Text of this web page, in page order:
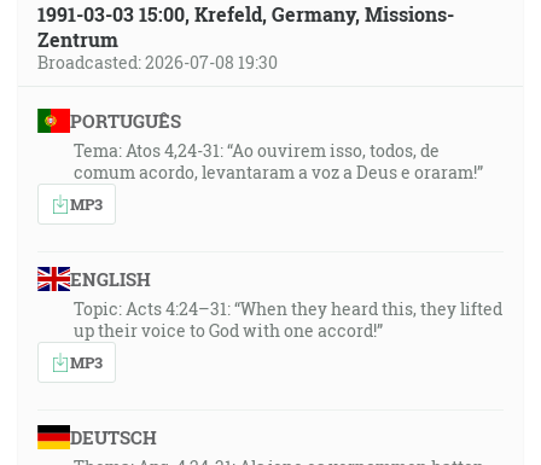
1991-03-03 15:00, Krefeld, Germany, Missions-
Zentrum
Broadcasted: 2026-07-08 19:30
PORTUGUÊS
Tema: Atos 4,24-31: “Ao ouvirem isso, todos, de
comum acordo, levantaram a voz a Deus e oraram!”
MP3
ENGLISH
Topic: Acts 4:24–31: “When they heard this, they lifted
up their voice to God with one accord!”
MP3
DEUTSCH